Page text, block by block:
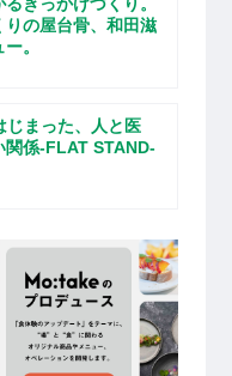
きっかけづくり。
りの屋台骨、和田滋
。
まった、人と医
関係-FLAT STAND-